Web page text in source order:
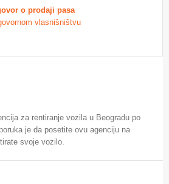
o prodaji pasa
vlasnišništvu
za rentiranje vozila u Beogradu po
je da posetite ovu agenciju na
svoje vozilo.